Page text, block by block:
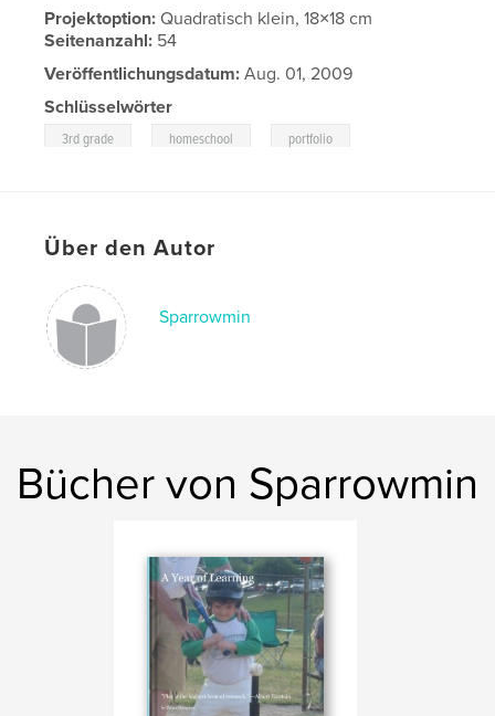
Projektoption:Quadratisch klein, 18×18 cm
Seitenanzahl: 54
Veröffentlichungsdatum: Aug. 01, 2009
Schlüsselwörter
3rd grade homeschool portfolio
Über den Autor
Sparrowmin
Bücher von Sparrowmin